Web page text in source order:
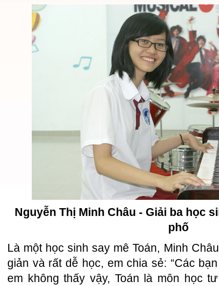
Nguyễn Thị Minh Châu - Giải ba học
phố
Là một học sinh say mê Toán, Minh
giản và rất dễ học, em chia sẻ: “Các
em không thấy vậy, Toán là môn học